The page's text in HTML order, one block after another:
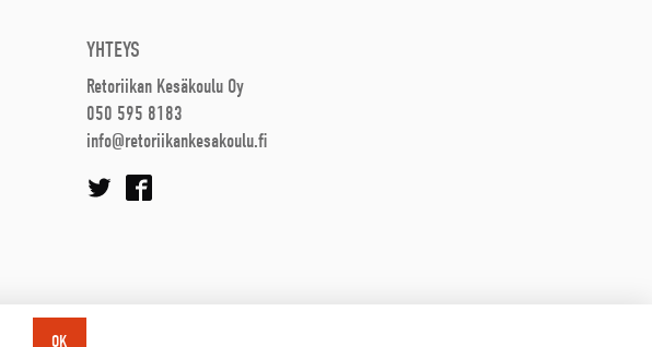
OK
YHTEYS
Retoriikan Kesäkoulu Oy
050 595 8183
info@retoriikankesakoulu.fi